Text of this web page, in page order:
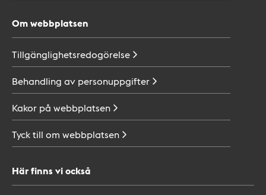
Om webbplatsen
Tillgänglighetsredogörelse
Behandling av personuppgifter
Kakor på webbplatsen
Tyck till om webbplatsen
Här finns vi också